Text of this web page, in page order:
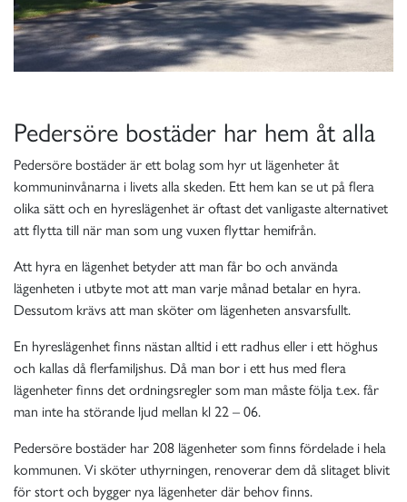
Pedersöre bostäder har hem åt alla
Pedersöre bostäder är ett bolag som hyr ut lägenheter åt
kommuninvånarna i livets alla skeden. Ett hem kan se ut på flera
olika sätt och en hyreslägenhet är oftast det vanligaste alternativet
att flytta till när man som ung vuxen flyttar hemifrån.
Att hyra en lägenhet betyder att man får bo och använda
lägenheten i utbyte mot att man varje månad betalar en hyra.
Dessutom krävs att man sköter om lägenheten ansvarsfullt.
En hyreslägenhet finns nästan alltid i ett radhus eller i ett höghus
och kallas då flerfamiljshus. Då man bor i ett hus med flera
lägenheter finns det ordningsregler som man måste följa t.ex. får
man inte ha störande ljud mellan kl 22 – 06.
Pedersöre bostäder har 208 lägenheter som finns fördelade i hela
kommunen. Vi sköter uthyrningen, renoverar dem då slitaget blivit
för stort och bygger nya lägenheter där behov finns.